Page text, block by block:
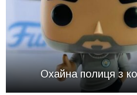
Охайна полиця з